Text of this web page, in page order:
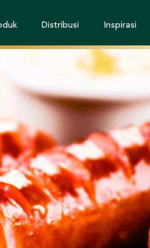
Distribusi Inspirasi